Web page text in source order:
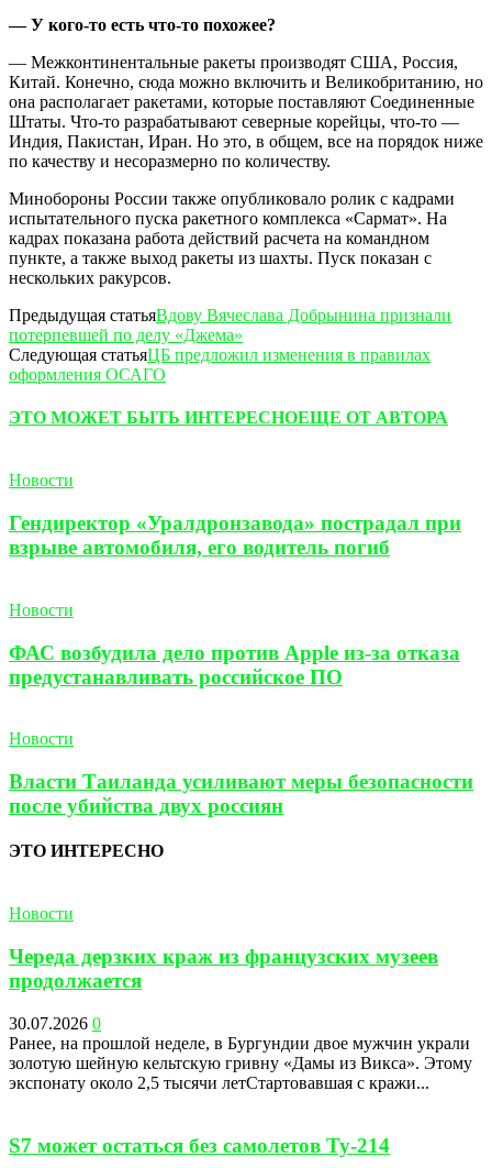
— У кого-то есть что-то похожее?
— Межконтинентальные ракеты производят США, Россия,
Китай. Конечно, сюда можно включить и Великобританию, но
она располагает ракетами, которые поставляют Соединенные
Штаты. Что-то разрабатывают северные корейцы, что-то —
Индия, Пакистан, Иран. Но это, в общем, все на порядок ниже
по качеству и несоразмерно по количеству.
Минобороны России также опубликовало ролик с кадрами
испытательного пуска ракетного комплекса «Сармат». На
кадрах показана работа действий расчета на командном
пункте, а также выход ракеты из шахты. Пуск показан с
нескольких ракурсов.
Предыдущая статьяВдову Вячеслава Добрынина признали
потерпевшей по делу «Джема»
Следующая статьяЦБ предложил изменения в правилах
оформления ОСАГО
ЭТО МОЖЕТ БЫТЬ ИНТЕРЕСНОЕЩЕ ОТ АВТОРА
Новости
Гендиректор «Уралдронзавода» пострадал при
взрыве автомобиля, его водитель погиб
Новости
ФАС возбудила дело против Apple из-за отказа
предустанавливать российское ПО
Новости
Власти Таиланда усиливают меры безопасности
после убийства двух россиян
ЭТО ИНТЕРЕСНО
Новости
Череда дерзких краж из французских музеев
продолжается
30.07.2026 0
Ранее, на прошлой неделе, в Бургундии двое мужчин украли
золотую шейную кельтскую гривну «Дамы из Викса». Этому
экспонату около 2,5 тысячи летСтартовавшая с кражи...
S7 может остаться без самолетов Ту-214